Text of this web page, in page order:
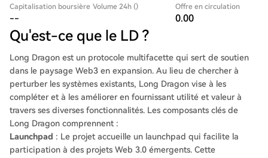
Capitalisation boursière
--
Volume 24h () Offre en circulation
0.00
Qu'est-ce que le LD ?
Long Dragon est un protocole multifacette qui sert de soutien
dans le paysage Web3 en expansion. Au lieu de chercher à
perturber les systèmes existants, Long Dragon vise à les
compléter et à les améliorer en fournissant utilité et valeur à
travers ses diverses fonctionnalités. Les composants clés de
Long Dragon comprennent :
Launchpad : Le projet accueille un launchpad qui facilite la
participation à des projets Web 3.0 émergents. Cette